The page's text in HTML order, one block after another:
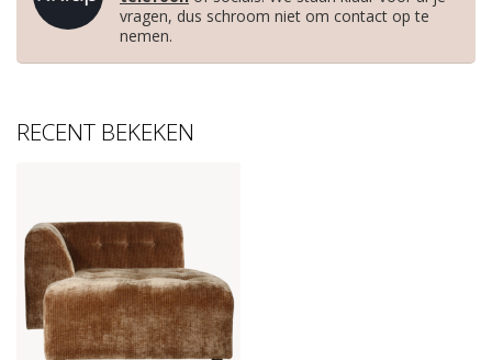
vragen, dus schroom niet om contact op te
nemen.
RECENT BEKEKEN